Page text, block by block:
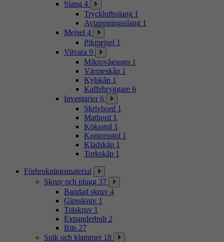
Slang 4
Tryckluftsslang 1
Avtappningsslang 1
Mejsel 4
Pikmejsel 1
Vitvara 9
Mikrovågsugn 1
Värmeskåp 1
Kylskåp 1
Kaffebryggare 6
Inventarier 6
Skrivbord 1
Matbord 1
Köksstol 1
Kontorsstol 1
Klädskåp 1
Torkskåp 1
Förbrukningsmaterial
Skruv och plugg 37
Bandad skruv 4
Gipsskruv 1
Träskruv 1
Expanderbult 2
Bits 27
Spik och klammer 18